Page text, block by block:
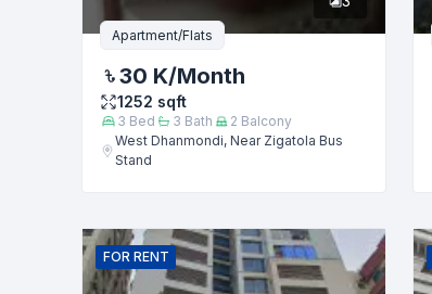
Apartment/Flats
30 K/Month
1252 sqft
3 Bed 3 Bath 2 Balcony
West Dhanmondi, Near Zigatola Bus
Stand
FOR RENT